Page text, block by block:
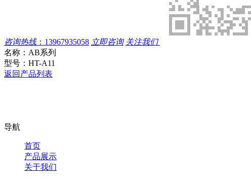
咨询热线： 13967935058 立即咨询 关注我们
名称： AB系列
型号： HT-A11
返回产品列表
导航
首页
产品展示
关于我们